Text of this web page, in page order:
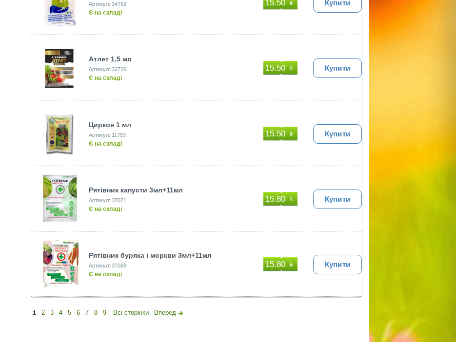
Артикул: 34752
Є на складі
15.50 ₴ Купити
Атлет 1,5 мл
Артикул: 32726
Є на складі
15.50 ₴ Купити
Циркон 1 мл
Артикул: 11753
Є на складі
15.50 ₴ Купити
Рятiвник капусти 3мл+11мл
Артикул: 37071
Є на складі
15.80 ₴ Купити
Рятiвник буряка i моркви 3мл+11мл
Артикул: 37069
Є на складі
15.80 ₴ Купити
1 2 3 4 5 6 7 8 9 Всі сторінки Вперед